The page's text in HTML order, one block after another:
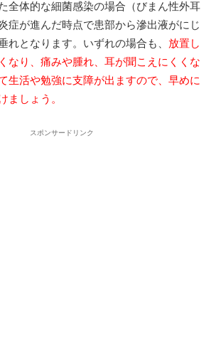
全体的な細菌感染の場合（びまん性外耳
症が進んだ時点で患部から滲出液がにじ
れとなります。いずれの場合も、 放置し
なり、痛みや腫れ、耳が聞こえにくくな
生活や勉強に支障が出ますので、早めに
ましょう。
スポンサードリンク